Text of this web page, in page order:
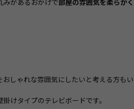
みがあるおかげで部屋の雰囲気を柔らか
しゃれな雰囲気にしたいと考える方もい
けタイプのテレビボードです。